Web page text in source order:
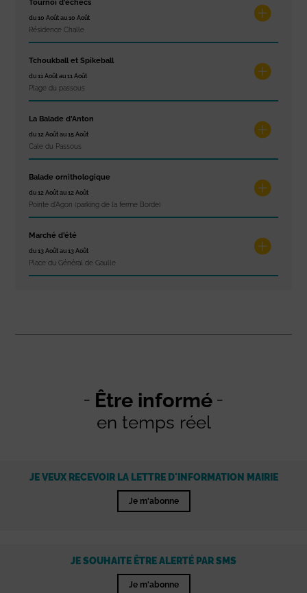
Tournoi d’échecs
du 10 Août au 10 Août
Résidence Challe
Tchoukball et Spikeball
du 11 Août au 11 Août
Plage du passous
La Balade d’Anton
du 12 Août au 15 Août
Cale du Passous
Balade ornithologique
du 12 Août au 12 Août
Pointe d'Agon (parking de la ferme Borde)
Marché d’été
du 13 Août au 13 Août
Place du Général de Gaulle
Être informé
en temps réel
JE VEUX RECEVOIR LA LETTRE D'INFORMATION MAIRIE
Je m'abonne
JE SOUHAITE ÊTRE ALERTÉ PAR SMS
Je m'abonne